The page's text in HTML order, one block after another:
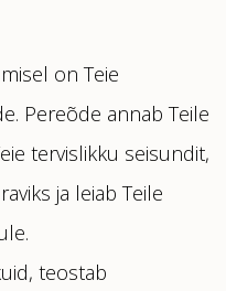
on Teie
Pereõde annab Teile
tervislikku seisundit,
ja leiab Teile
teostab